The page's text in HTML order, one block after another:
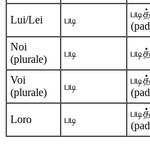
Lui/Lei படி
Noi
(plurale)
படி
Voi
(plurale)
படி
Loro படி